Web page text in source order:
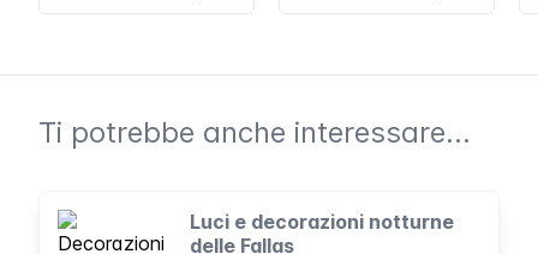
Ti potrebbe anche interessare...
Luci e decorazioni notturne
delle Fallas